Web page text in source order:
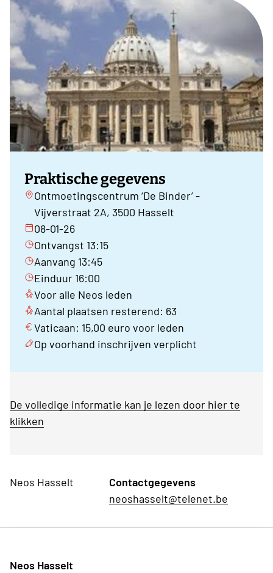
Praktische gegevens
Ontmoetingscentrum ‘De Binder’ -
Vijverstraat 2A, 3500 Hasselt
08-01-26
Ontvangst 13:15
Aanvang 13:45
Einduur 16:00
Voor alle Neos leden
Aantal plaatsen resterend: 63
Vaticaan: 15,00 euro voor leden
Op voorhand inschrijven verplicht
De volledige informatie kan je lezen door hier te
klikken
Neos Hasselt
Contactgegevens
neoshasselt@telenet.be
Neos Hasselt